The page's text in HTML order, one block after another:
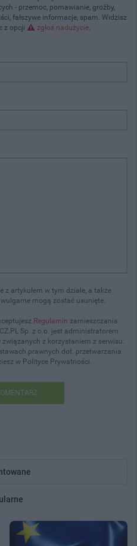
- przemoc, pomawianie, groźby,
fałszywe informacje, spam. Widzisz
z opcji
zgłoś nadużycie.
z artykułem w tym dziale, a także
mogą zostać usunięte.
Regulamin zamieszczania
Sp. z o.o. jest administratorem
z korzystaniem z serwisu.
prawnych dot. przetwarzania
w Polityce Prywatności.